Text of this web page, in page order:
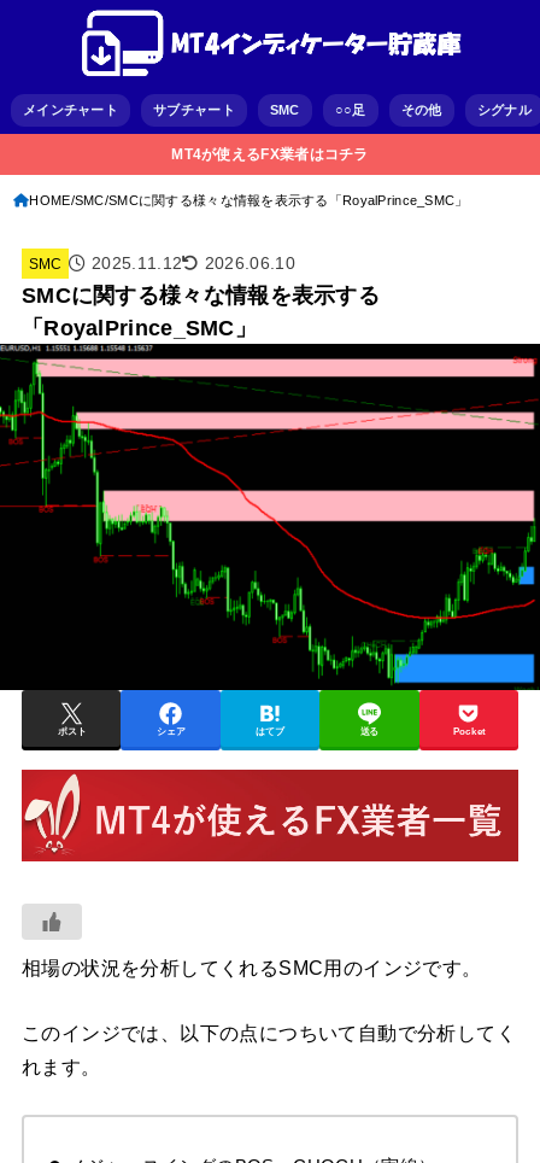
メインチャート サブチャート SMC ○○足 その他 シグナル
MT4が使えるFX業者はコチラ
HOME SMC SMCに関する様々な情報を表示する「RoyalPrince_SMC」
SMC 2025.11.12 2026.06.10
SMCに関する様々な情報を表示する
「RoyalPrince_SMC」
ポスト シェア はてブ 送る Pocket
相場の状況を分析してくれるSMC用のインジです。
このインジでは、以下の点につちいて自動で分析してく
れます。